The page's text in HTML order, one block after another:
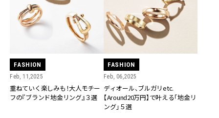
FASHION
Feb, 11,2025
重ねていく楽しみも！大人モチー
フの『ブランド地金リング』３選
FASHION
Feb, 06,2025
ディオール、ブルガリetc.
【Around20万円】で叶える「地金リ
ング」５選